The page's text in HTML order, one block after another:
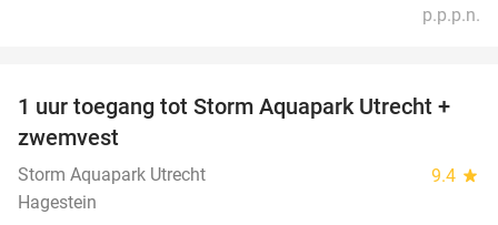
p.p.p.n.
31%
1 uur toegang tot Storm Aquapark Utrecht +
zwemvest
Storm Aquapark Utrecht 9.4 star
Hagestein